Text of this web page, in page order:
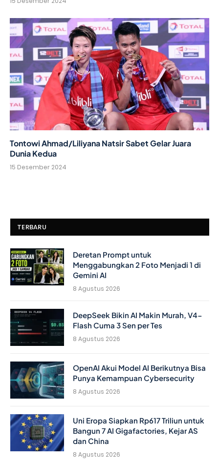
Tontowi Ahmad/Liliyana Natsir Sabet Gelar Juara
Dunia Kedua
15 Desember 2024
TERBARU
Deretan Prompt untuk
Menggabungkan 2 Foto Menjadi 1 di
Gemini AI
8 Agustus 2026
DeepSeek Bikin AI Makin Murah, V4-
Flash Cuma 3 Sen per Tes
8 Agustus 2026
OpenAI Akui Model AI Berikutnya Bisa
Punya Kemampuan Cybersecurity
8 Agustus 2026
Uni Eropa Siapkan Rp617 Triliun untuk
Bangun 7 AI Gigafactories, Kejar AS
dan China
8 Agustus 2026